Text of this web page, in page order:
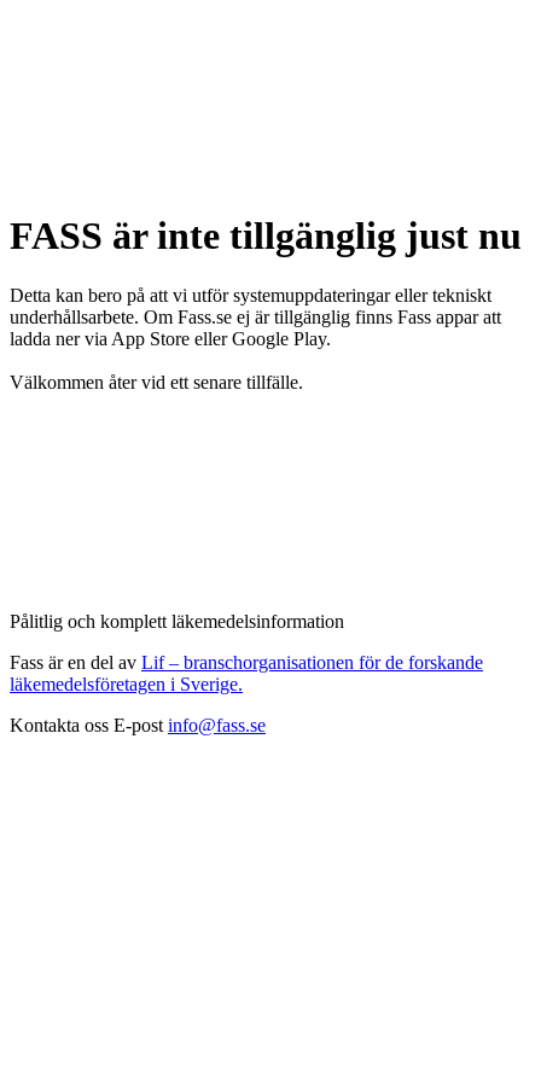
FASS är inte tillgänglig just nu
Detta kan bero på att vi utför systemuppdateringar eller tekniskt
underhållsarbete. Om Fass.se ej är tillgänglig finns Fass appar att
ladda ner via App Store eller Google Play.
Välkommen åter vid ett senare tillfälle.
Pålitlig och komplett läkemedelsinformation
Fass är en del av Lif – branschorganisationen för de forskande
läkemedelsföretagen i Sverige.
Kontakta oss E-post info@fass.se